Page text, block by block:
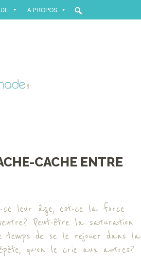
À PROPOS
CACHE ENTRE
ce leur âge, est-ce la force
Peut-être la saturation
temps de se le rejouer dans la
qu’on le crie aux autres?